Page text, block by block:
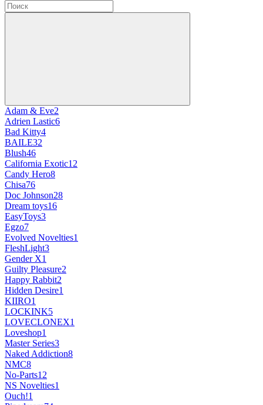
Adam & Eve2
Adrien Lastic6
Bad Kitty4
BAILE32
Blush46
California Exotic12
Candy Hero8
Chisa76
Doc Johnson28
Dream toys16
EasyToys3
Egzo7
Evolved Novelties1
FleshLight3
Gender X1
Guilty Pleasure2
Happy Rabbit2
Hidden Desire1
KIIRO1
LOCKINK5
LOVECLONEX1
Loveshop1
Master Series3
Naked Addiction8
NMC8
No-Parts12
NS Novelties1
Ouch!1